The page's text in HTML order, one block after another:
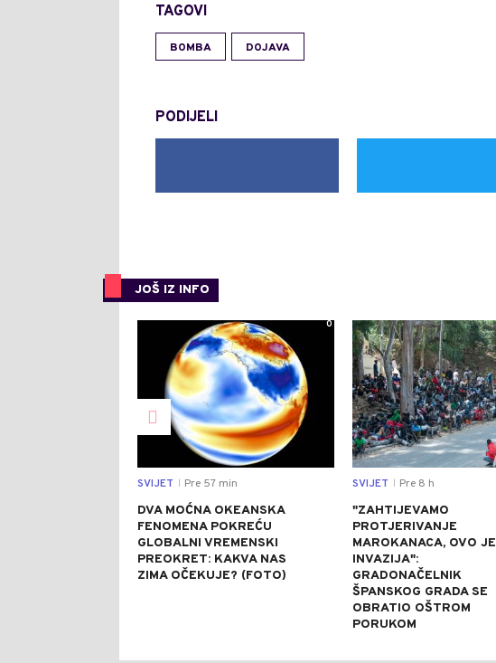
TAGOVI
BOMBA DOJAVA
PODIJELI
JOŠ IZ INFO
0
SVIJET Pre 57 min
DVA MOĆNA OKEANSKA
FENOMENA POKREĆU
GLOBALNI VREMENSKI
PREOKRET: KAKVA NAS
ZIMA OČEKUJE? (FOTO)
SVIJET Pre 8 h
"ZAHTIJEVAMO
PROTJERIVANJE
MAROKANACA, OVO JE
INVAZIJA":
GRADONAČELNIK
ŠPANSKOG GRADA SE
OBRATIO OŠTROM
PORUKOM